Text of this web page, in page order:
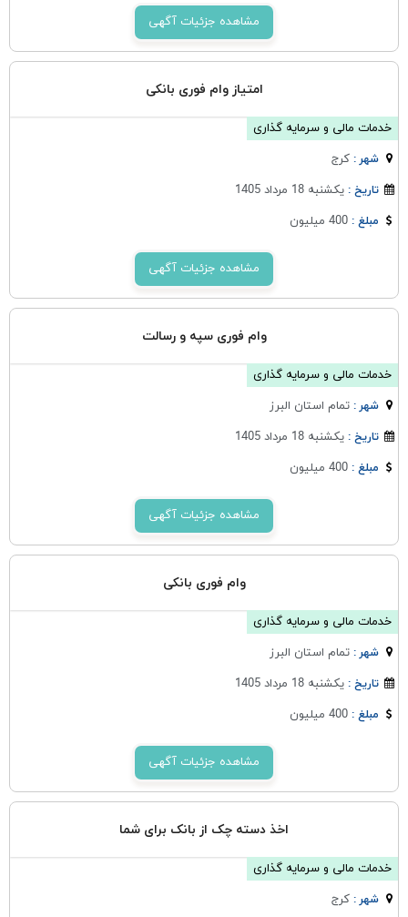
مشاهده جزئیات آگهی
امتیاز وام فوری بانکی
خدمات مالی و سرمایه گذاری
شهر :كرج
تاریخ :یکشنبه 18 مرداد 1405
مبلغ :400 میلیون
مشاهده جزئیات آگهی
وام فوری سپه و رسالت
خدمات مالی و سرمایه گذاری
شهر :تمام استان البرز
تاریخ :یکشنبه 18 مرداد 1405
مبلغ :400 میلیون
مشاهده جزئیات آگهی
وام فوری بانکی
خدمات مالی و سرمایه گذاری
شهر :تمام استان البرز
تاریخ :یکشنبه 18 مرداد 1405
مبلغ :400 میلیون
مشاهده جزئیات آگهی
اخذ دسته چک از بانک برای شما
خدمات مالی و سرمایه گذاری
شهر :كرج